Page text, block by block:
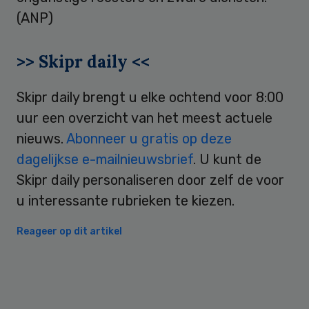
(ANP)
>> Skipr daily <<
Skipr daily brengt u elke ochtend voor 8:00
uur een overzicht van het meest actuele
nieuws. Abonneer u gratis op deze
dagelijkse e-mailnieuwsbrief. U kunt de
Skipr daily personaliseren door zelf de voor
u interessante rubrieken te kiezen.
Reageer op dit artikel